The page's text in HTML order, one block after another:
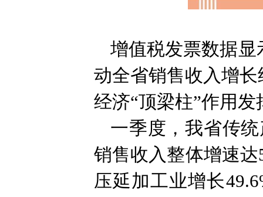
增值税发票数据显
动全省销售收入增
经济“顶梁柱”作用发
一季度，我省传
销售收入整体增速
压延加工业增长